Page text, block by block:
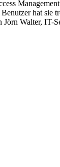
hat sie
Jörn Walter, IT-